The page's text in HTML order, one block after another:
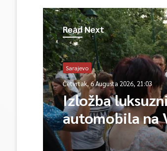
Read Next
Sarajevo
Četvrtak, 6 Augusta 2026, 21:03
Izložba
automobila na